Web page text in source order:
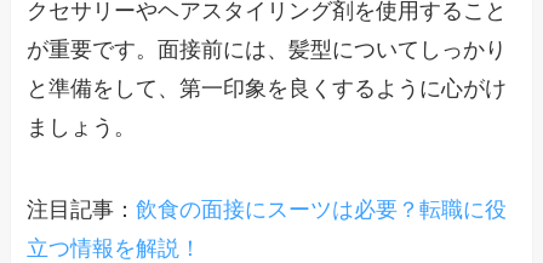
クセサリーやヘアスタイリング剤を使用すること
が重要です。面接前には、髪型についてしっかり
と準備をして、第一印象を良くするように心がけ
ましょう。
注目記事：飲食の面接にスーツは必要？転職に役
立つ情報を解説！